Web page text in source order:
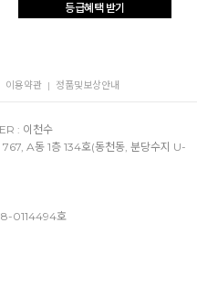
등급혜택 받기
이용약관 | 정품및보상안내
: 이천수
A동 1층 134호(동천동, 분당수지 U-
0114494호